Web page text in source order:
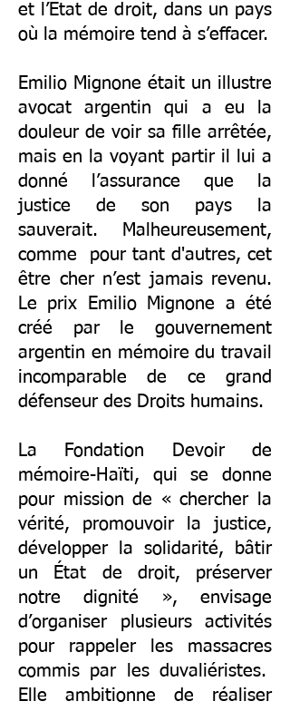
et l’Etat de droit, dans un pays
où la mémoire tend à s’effacer.
Emilio Mignone était un illustre
avocat argentin qui a eu la
douleur de voir sa fille arrêtée,
mais en la voyant partir il lui a
donné l’assurance que la
justice de son pays la
sauverait. Malheureusement,
comme pour tant d'autres, cet
être cher n’est jamais revenu.
Le prix Emilio Mignone a été
créé par le gouvernement
argentin en mémoire du travail
incomparable de ce grand
défenseur des Droits humains.
La Fondation Devoir de
mémoire-Haïti, qui se donne
pour mission de « chercher la
vérité, promouvoir la justice,
développer la solidarité, bâtir
un État de droit, préserver
notre dignité », envisage
d’organiser plusieurs activités
pour rappeler les massacres
commis par les duvaliéristes.
Elle ambitionne de réaliser